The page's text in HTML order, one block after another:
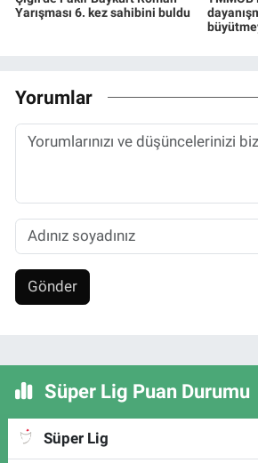
Yarışması 6. kez sahibini buldu
Yorumlar
Gönder
Süper Lig Puan Durumu
Süper Lig